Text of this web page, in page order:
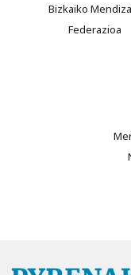
Bizkaiko
Federazioa